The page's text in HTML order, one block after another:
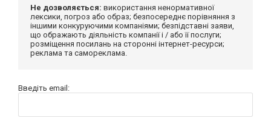
Не дозволяється: використання ненормативної
лексики, погроз або образ; безпосереднє порівняння з
іншими конкуруючими компаніями; безпідставні заяви,
що ображають діяльність компанії і / або її послуги;
розміщення посилань на сторонні інтернет-ресурси;
реклама та самореклама.
Введіть email: